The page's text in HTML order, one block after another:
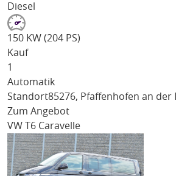
Diesel
150 KW (204 PS)
Kauf
1
Automatik
Standort85276, Pfaffenhofen an der
Zum Angebot
VW T6 Caravelle